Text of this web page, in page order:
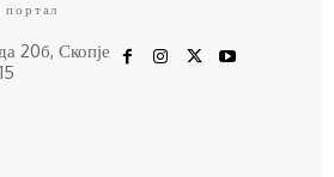
20б, Скопје